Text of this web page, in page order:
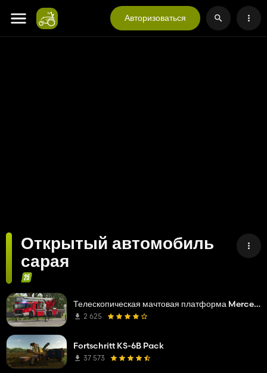
Авторизоваться
Открытый автомобиль
сарая
Телескопическая мачтовая платформа Mercedes Benz Econic WISS
2 625
Fortschritt KS-6B Pack
37 573